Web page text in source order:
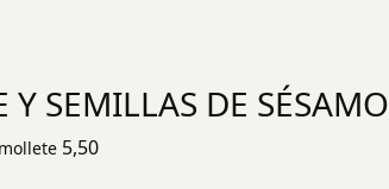
SEMILLAS DE SÉSAMO
5,50